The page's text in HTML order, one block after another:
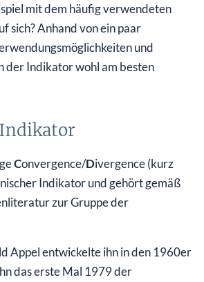
Hilfsmittel zur Untersuchung von
der MACD wird Sie reich
mit dem häufig verwendeten
sich? Anhand von ein paar
und
der Indikator wohl am besten
Convergence/Divergence (kurz
Indikator und gehört gemäß
zur Gruppe der
Appel entwickelte ihn in den 1960er
das erste Mal 1979 der